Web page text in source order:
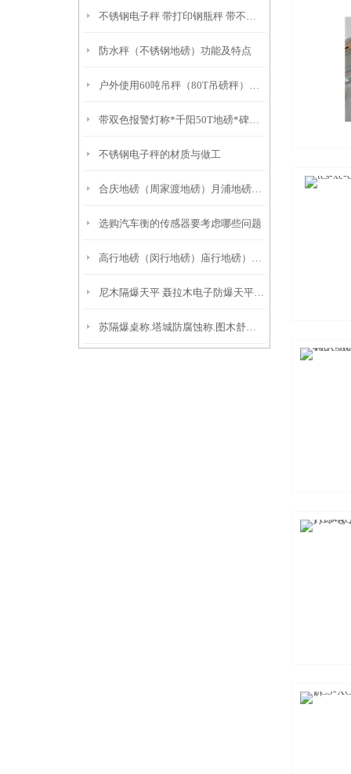
不锈钢电子秤 带打印钢瓶秤 带不干胶打印钢瓶秤 技术指标
防水秤（不锈钢地磅）功能及特点
户外使用60吨吊秤（80T吊磅秤）使用特点
带双色报警灯称*千阳50T地磅*碑林不锈钢电子秤*芮城防爆衡器
不锈钢电子秤的材质与做工
合庆地磅（周家渡地磅）月浦地磅）松江地磅产品特点
选购汽车衡的传感器要考虑哪些问题
高行地磅（闵行地磅）庙行地磅）广富林地磅技术参数
尼木隔爆天平 聂拉木电子防爆天平 玉树防爆电子天平
苏隔爆桌称.塔城防腐蚀称.图木舒克地磅秤.福海隔爆桌秤维修